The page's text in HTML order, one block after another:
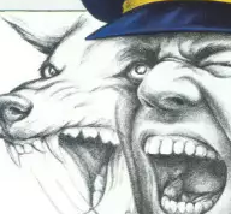
La Ville et les Chiens